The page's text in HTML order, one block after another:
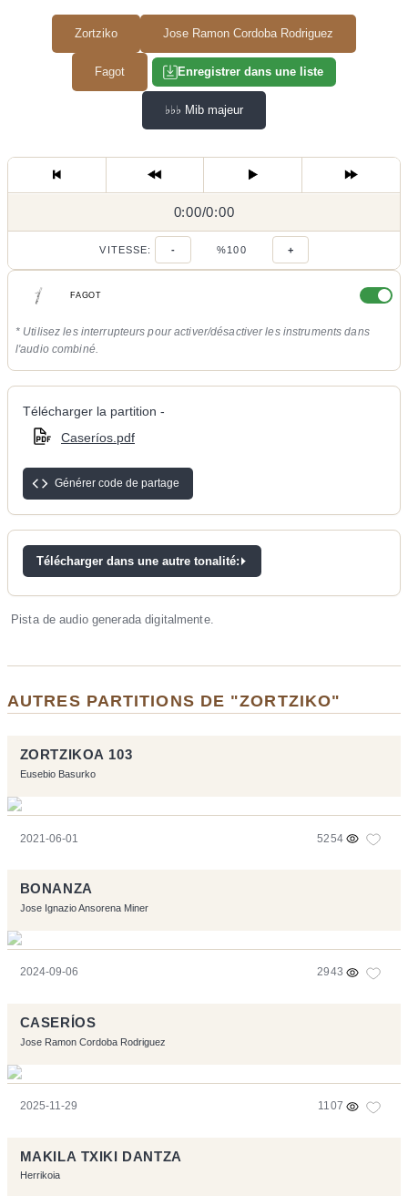
Zortziko Jose Ramon Cordoba Rodriguez
Fagot Enregistrer dans une liste
♭♭♭ Mib majeur
0:00/
0:00/0:00
VITESSE: - %100 +
FAGOT
* Utilisez les interrupteurs pour activer/désactiver les instruments dans
l'audio combiné.
Télécharger la partition -
Caseríos.pdf
Générer code de partage
Télécharger dans une autre tonalité:
Pista de audio generada digitalmente.
AUTRES PARTITIONS DE "ZORTZIKO"
ZORTZIKOA 103
Eusebio Basurko
2021-06-01 5254
BONANZA
Jose Ignazio Ansorena Miner
2024-09-06 2943
CASERÍOS
Jose Ramon Cordoba Rodriguez
2025-11-29 1107
MAKILA TXIKI DANTZA
Herrikoia